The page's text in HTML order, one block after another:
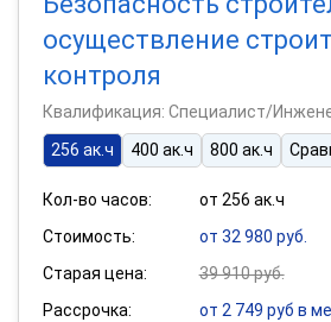
осуществление
контроля
Квалификация: Специалист/
256 ак.ч
400 ак.ч 800 ак.ч
Кол-во часов:
от 256 ак.ч
Стоимость:
от 32 980 руб.
Старая цена:
39 910 руб.
Рассрочка:
от 2 749 руб в